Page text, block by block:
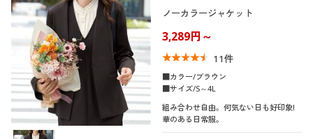
ノーカラージャケット
3,289円～
11件
■カラー/ブラウン
■サイズ/S～4L
組み合わせ自由。何気ない日も好印象!
華のある日常服。